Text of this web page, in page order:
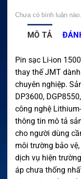
Chưa có bình luận
MÔ TẢ
Pin sạc Li-ion
thay thế JMT
chuyên nghiệp.
DP3600,
công nghệ
thông tin mô tả
cho người dùng
môi trường bảo
dịch vụ hiện
áp chưa thống